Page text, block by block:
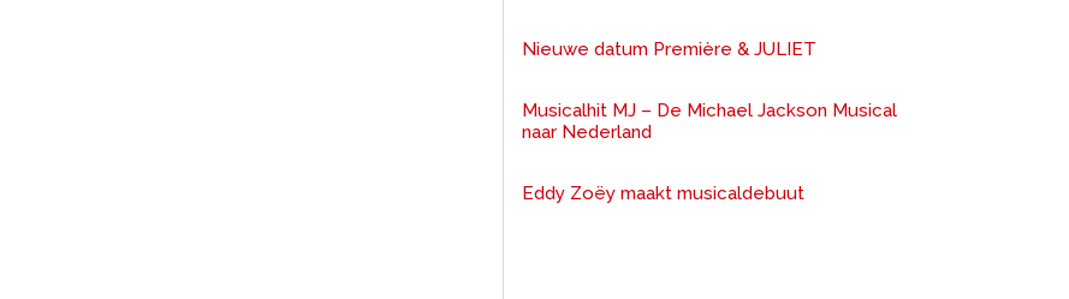
Nieuwe datum Première & JULIET
Musicalhit MJ – De Michael Jackson Musical
naar Nederland
Eddy Zoëy maakt musicaldebuut